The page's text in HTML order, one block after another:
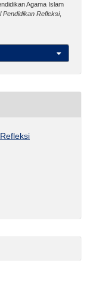
Agama Islam
Pendidikan Refleksi,